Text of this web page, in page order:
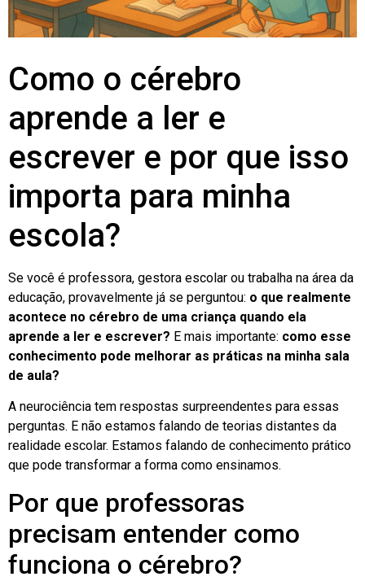
Como o cérebro
aprende a ler e
escrever e por que isso
importa para minha
escola?
Se você é professora, gestora escolar ou trabalha na área da
educação, provavelmente já se perguntou: o que realmente
acontece no cérebro de uma criança quando ela
aprende a ler e escrever? E mais importante: como esse
conhecimento pode melhorar as práticas na minha sala
de aula?
A neurociência tem respostas surpreendentes para essas
perguntas. E não estamos falando de teorias distantes da
realidade escolar. Estamos falando de conhecimento prático
que pode transformar a forma como ensinamos.
Por que professoras
precisam entender como
funciona o cérebro?